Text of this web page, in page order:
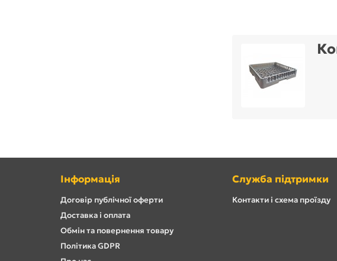
Інформація
Договір публічної оферти
Доставка і оплата
Обмін та повернення товару
Політика GDPR
Служба підтримки
Контакти і схема проїзду